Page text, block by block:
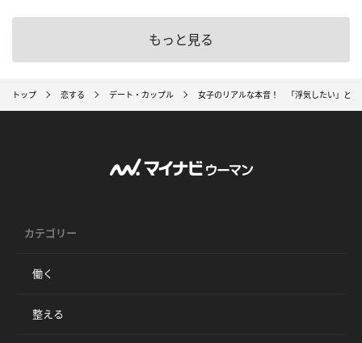
もっと見る
トップ 恋する デート・カップル 女子のリアルな本音！ 「浮気したい」と思
カテゴリー
働く
整える